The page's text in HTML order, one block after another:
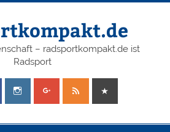
– radsportkompakt.de ist
Radsport